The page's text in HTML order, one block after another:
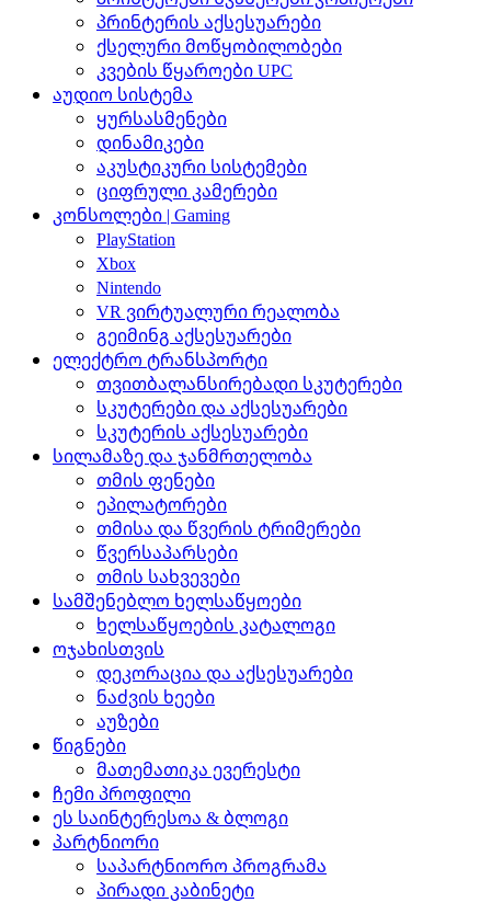
პრინტერის აქსესუარები
ქსელური მოწყობილობები
კვების წყაროები UPC
აუდიო სისტემა
ყურსასმენები
დინამიკები
აკუსტიკური სისტემები
ციფრული კამერები
კონსოლები | Gaming
PlayStation
Xbox
Nintendo
VR ვირტუალური რეალობა
გეიმინგ აქსესუარები
ელექტრო ტრანსპორტი
თვითბალანსირებადი სკუტერები
სკუტერები და აქსესუარები
სკუტერის აქსესუარები
სილამაზე და ჯანმრთელობა
თმის ფენები
ეპილატორები
თმისა და წვერის ტრიმერები
წვერსაპარსები
თმის სახვევები
სამშენებლო ხელსაწყოები
ხელსაწყოების კატალოგი
ოჯახისთვის
დეკორაცია და აქსესუარები
ნაძვის ხეები
აუზები
წიგნები
მათემათიკა ევერესტი
ჩემი პროფილი
ეს საინტერესოა & ბლოგი
პარტნიორი
საპარტნიორო პროგრამა
პირადი კაბინეტი